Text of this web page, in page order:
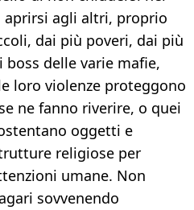
agli altri, proprio
dai più poveri, dai più
delle varie mafie,
loro violenze proteggono
ne fanno riverire, o quei
oggetti e
religiose per
umane. Non
sovvenendo